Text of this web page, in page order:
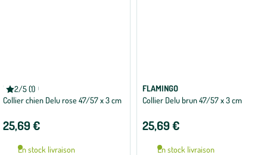
2/5 (1)
Note
moyenne
sur
FLAMINGO
Collier chien Delu rose 47/57 x 3 cm
25,69 €
En stock livraison
FLAMINGO
Collier Delu brun 47/57 x 3 cm
25,69 €
En stock livraison